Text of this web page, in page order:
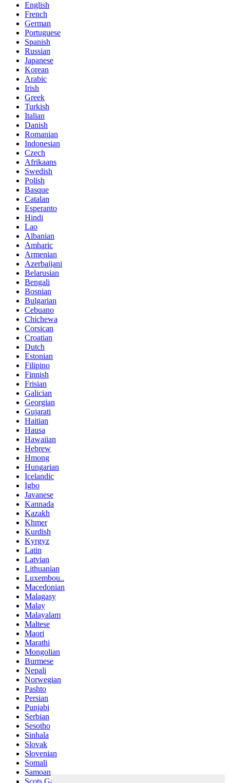
English
French
German
Portuguese
Spanish
Russian
Japanese
Korean
Arabic
Irish
Greek
Turkish
Italian
Danish
Romanian
Indonesian
Czech
Afrikaans
Swedish
Polish
Basque
Catalan
Esperanto
Hindi
Lao
Albanian
Amharic
Armenian
Azerbaijani
Belarusian
Bengali
Bosnian
Bulgarian
Cebuano
Chichewa
Corsican
Croatian
Dutch
Estonian
Filipino
Finnish
Frisian
Galician
Georgian
Gujarati
Haitian
Hausa
Hawaiian
Hebrew
Hmong
Hungarian
Icelandic
Igbo
Javanese
Kannada
Kazakh
Khmer
Kurdish
Kyrgyz
Latin
Latvian
Lithuanian
Luxembou..
Macedonian
Malagasy
Malay
Malayalam
Maltese
Maori
Marathi
Mongolian
Burmese
Nepali
Norwegian
Pashto
Persian
Punjabi
Serbian
Sesotho
Sinhala
Slovak
Slovenian
Somali
Samoan